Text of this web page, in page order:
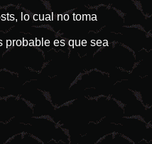
lo cual no toma
probable es que sea